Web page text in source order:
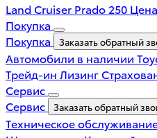
Land Cruiser Prado 250
Покупка
Покупка
Заказать обратный
Автомобили в наличии
Трейд-ин Лизинг
Сервис
Сервис
Заказать обратный
Техническое